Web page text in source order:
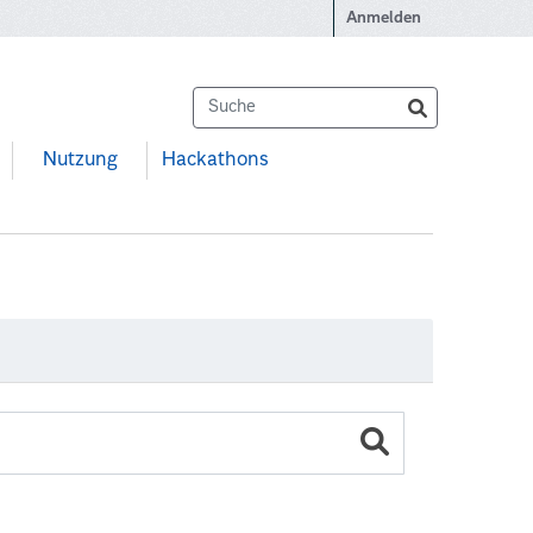
Anmelden
Nutzung Hackathons